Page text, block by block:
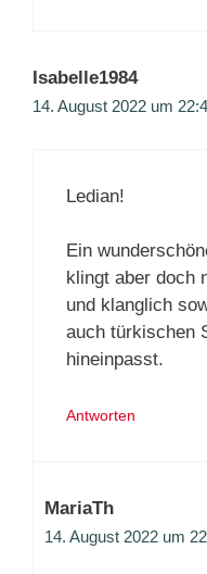
Isabelle1984
14. August 2022 um
Ledian!
Ein
klingt aber doch
und klanglich
auch türkischen
hineinpasst.
Antworten
MariaTh
14. August 2022 um